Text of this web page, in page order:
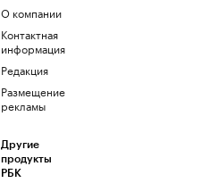
О компании
Контактная
информация
Редакция
Размещение
рекламы
Другие
продукты
РБК